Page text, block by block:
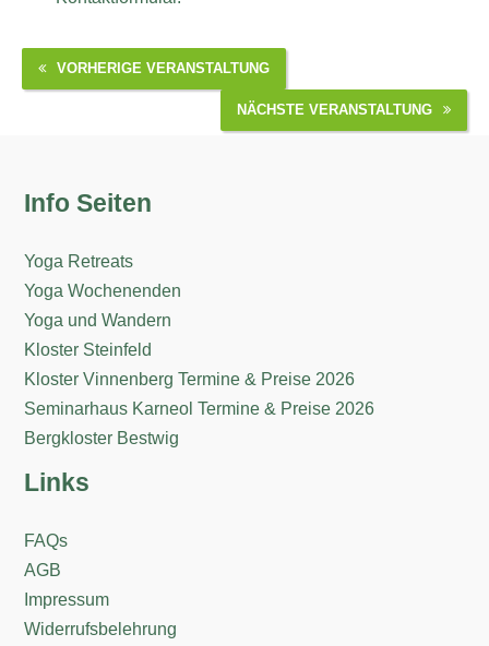
VORHERIGE VERANSTALTUNG
NÄCHSTE VERANSTALTUNG
Info Seiten
Yoga Retreats
Yoga Wochenenden
Yoga und Wandern
Kloster Steinfeld
Kloster Vinnenberg Termine & Preise 2026
Seminarhaus Karneol Termine & Preise 2026
Bergkloster Bestwig
Links
FAQs
AGB
Impressum
Widerrufsbelehrung